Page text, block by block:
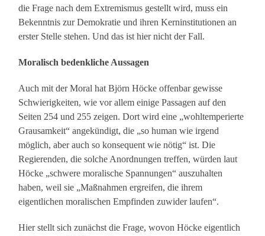
die Frage nach dem Extremismus gestellt wird, muss ein
Bekenntnis zur Demokratie und ihren Kerninstitutionen an
erster Stelle stehen. Und das ist hier nicht der Fall.
Moralisch bedenkliche Aussagen
Auch mit der Moral hat Björn Höcke offenbar gewisse
Schwierigkeiten, wie vor allem einige Passagen auf den
Seiten 254 und 255 zeigen. Dort wird eine „wohltemperierte
Grausamkeit“ angekündigt, die „so human wie irgend
möglich, aber auch so konsequent wie nötig“ ist. Die
Regierenden, die solche Anordnungen treffen, würden laut
Höcke „schwere moralische Spannungen“ auszuhalten
haben, weil sie „Maßnahmen ergreifen, die ihrem
eigentlichen moralischen Empfinden zuwider laufen“.
Hier stellt sich zunächst die Frage, wovon Höcke eigentlich